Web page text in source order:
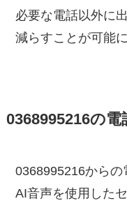
必要な電話以外に
減らすことが可能
0368995216の
0368995216からの
AI音声を使用した